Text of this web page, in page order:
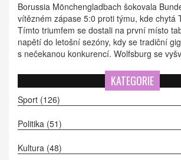
Borussia Mönchengladbach šokovala
vítězném zápase 5:0 proti týmu, kde chytá
Tímto triumfem se dostali na první místo
napětí do letošní sezóny, kdy se tradiční
s nečekanou konkurencí. Wolfsburg se
KATEGORIE
Sport (126)
Politika (51)
Kultura (48)